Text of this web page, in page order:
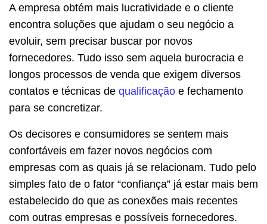
A empresa obtém mais lucratividade e o cliente
encontra soluções que ajudam o seu negócio a
evoluir, sem precisar buscar por novos
fornecedores. Tudo isso sem aquela burocracia e
longos processos de venda que exigem diversos
contatos e técnicas de qualificação e fechamento
para se concretizar.
Os decisores e consumidores se sentem mais
confortáveis em fazer novos negócios com
empresas com as quais já se relacionam. Tudo pelo
simples fato de o fator “confiança” já estar mais bem
estabelecido do que as conexões mais recentes
com outras empresas e possíveis fornecedores.